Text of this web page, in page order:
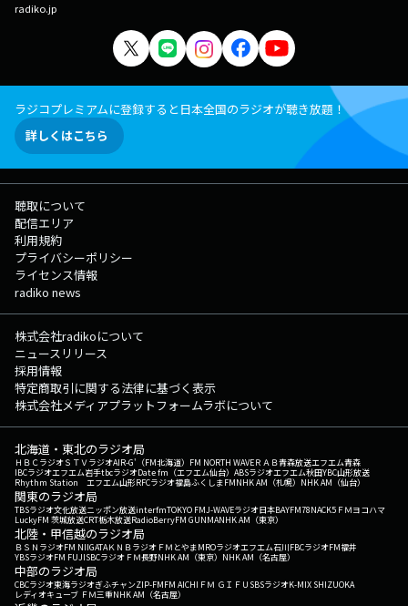
radiko.jp
ラジコプレミアムに登録すると日本全国のラジオが聴き放題！
詳しくはこちら
聴取について
配信エリア
利用規約
プライバシーポリシー
ライセンス情報
radiko news
株式会社radikoについて
ニュースリリース
採用情報
特定商取引に関する法律に基づく表示
株式会社メディアプラットフォームラボについて
北海道・東北のラジオ局
ＨＢＣラジオＳＴＶラジオAIR-G'（FM北海道） FM NORTH WAVEＲＡＢ青森放送エフエム青森
IBCラジオエフエム岩手tbcラジオDate fm（エフエム仙台） ABSラジオエフエム秋田YBC山形放送
Rhythm Station エフエム山形RFCラジオ福島ふくしまFMNHK AM（札幌） NHK AM（仙台）
関東のラジオ局
TBSラジオ文化放送ニッポン放送interfmTOKYO FMJ-WAVEラジオ日本BAYFM78NACK5 ＦＭヨコハマ
LuckyFM 茨城放送CRT栃木放送RadioBerryFM GUNMANHK AM（東京）
北陸・甲信越のラジオ局
ＢＳＮラジオFM NIIGATAＫＮＢラジオ ＦＭとやまMROラジオエフエム石川FBCラジオFM福井
YBSラジオFM FUJISBCラジオ ＦＭ長野NHK AM（東京） NHK AM（名古屋）
中部のラジオ局
CBCラジオ東海ラジオぎふチャンZIP-FMFM AICHI ＦＭ ＧＩＦＵ SBSラジオK-MIX SHIZUOKA
レディオキューブ ＦＭ三重NHK AM（名古屋）